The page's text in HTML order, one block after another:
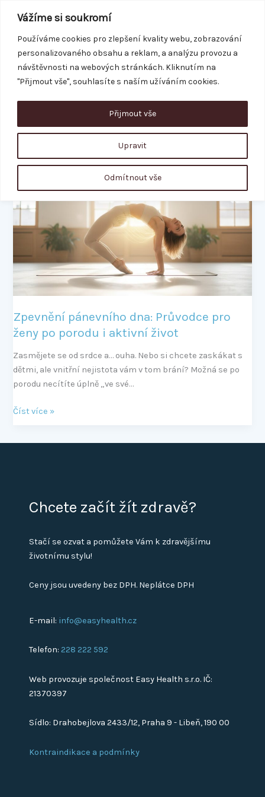
Vážíme si soukromí
Používáme cookies pro zlepšení kvality webu, zobrazování
personalizovaného obsahu a reklam, a analýzu provozu a
návštěvnosti na webových stránkách. Kliknutím na
"Přijmout vše", souhlasíte s naším užíváním cookies.
Upravit
Odmítnout vše
Přijmout vše
obsah
REZERVACE
bolest v kříži
Zpevnění pánevního dna: Průvodce pro
ženy po porodu i aktivní život
Zasmějete se od srdce a… ouha. Nebo si chcete zaskákat s
dětmi, ale vnitřní nejistota vám v tom brání? Možná se po
porodu necítíte úplně „ve své…
Zpevnění
dna:
Průvodce
pro
porodu
aktivní
Číst více »
Chcete začít žít zdravě?
Stačí se ozvat a pomůžete Vám k zdravějšímu
životnímu stylu!
Ceny jsou uvedeny bez DPH. Neplátce DPH
E-mail: info@easyhealth.cz
Telefon:228 222 592
Web provozuje společnost Easy Health s.r.o. IČ:
21370397
Sídlo: Drahobejlova 2433/12, Praha 9 - Libeň, 190 00
Kontraindikace a podmínky